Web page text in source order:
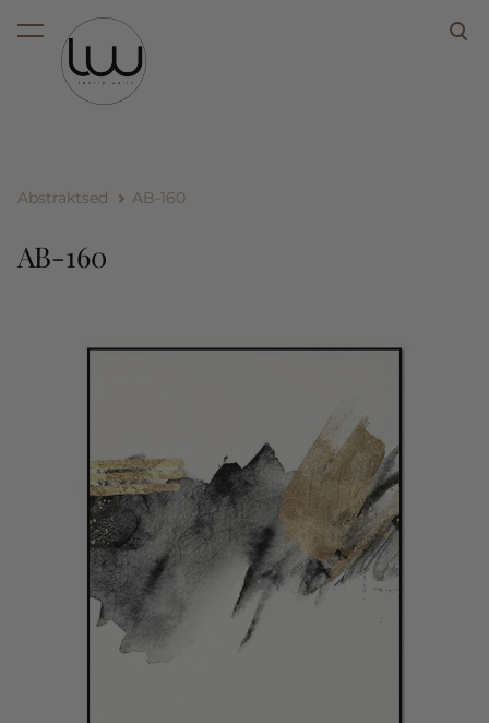
lisati ostukorvi.
Abstraktsed AB-160
AB-160